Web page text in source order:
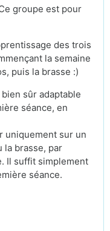
groupe est pour
des trois
la semaine
puis la brasse :)
sûr adaptable
séance, en
uniquement sur un
la brasse, par
Il suffit simplement
séance.